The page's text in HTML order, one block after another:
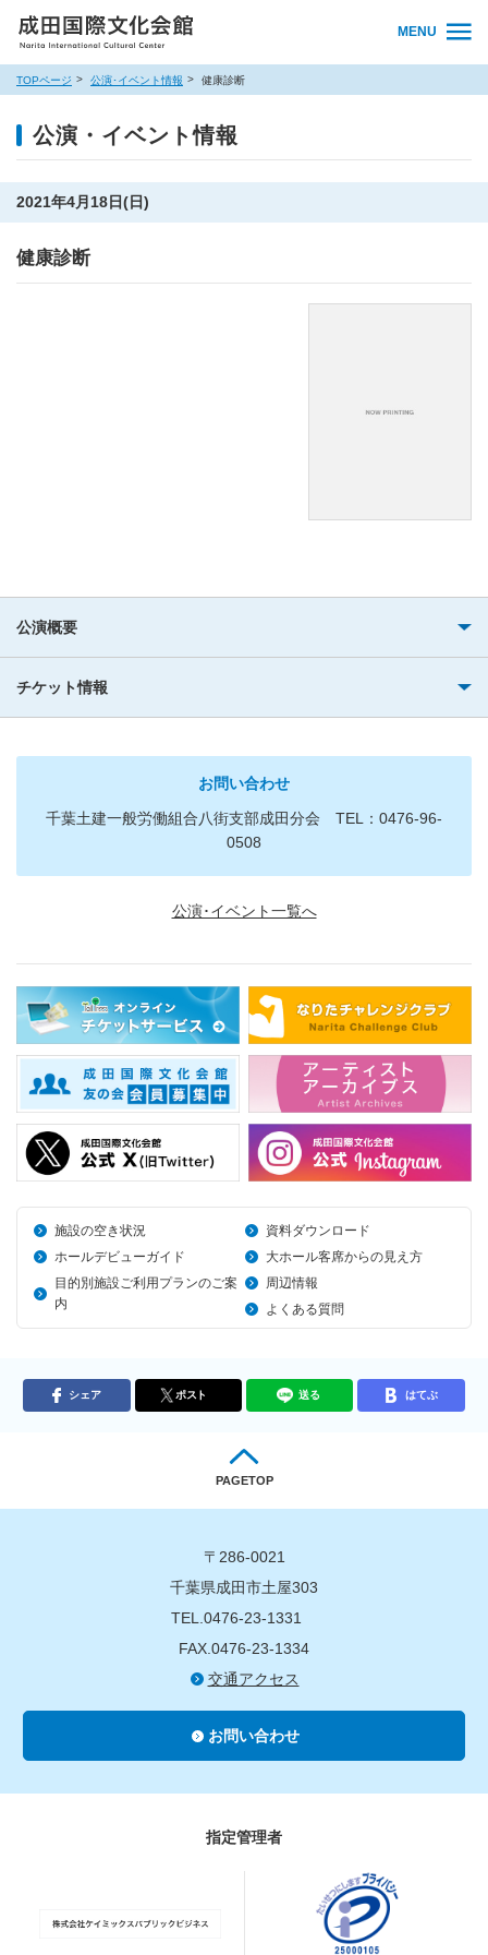
MENU
TOPページ 公演･イベント情報 健康診断
公演・イベント情報
2021年4月18日(日)
健康診断
公演概要
チケット情報
お問い合わせ
千葉土建一般労働組合八街支部成田分会 TEL：0476-96-
0508
公演･イベント一覧へ
施設の空き状況
資料ダウンロード
ホールデビューガイド
大ホール客席からの見え方
目的別施設ご利用プランのご案
内
周辺情報
よくある質問
シェア ポスト 送る はてぶ
PAGETOP
〒286-0021
千葉県成田市土屋303
TEL.0476-23-1331
FAX.0476-23-1334
交通アクセス
お問い合わせ
指定管理者